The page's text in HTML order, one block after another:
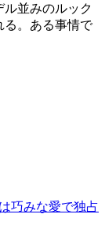
並みのルック
る。ある事情で
巧みな愛で独占